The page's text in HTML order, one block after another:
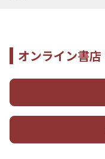
オンライン書店